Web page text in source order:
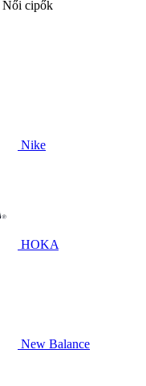
Női cipők
Nike
HOKA
New Balance